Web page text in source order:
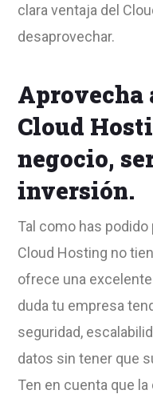
clara ventaja del
desaprovechar.
Cloud
negocio,
inversión.
Tal como has
Cloud Hosting no
ofrece una
duda tu empresa
seguridad,
datos sin tener que
Ten en cuenta que